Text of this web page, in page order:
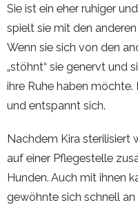
Sie ist ein eher ruhiger
spielt sie mit den
Wenn sie sich von den
„stöhnt“ sie genervt und
ihre Ruhe haben möchte.
und entspannt sich.
Nachdem Kira sterilisiert
auf einer Pflegestelle
Hunden. Auch mit ihnen
gewöhnte sich schnell